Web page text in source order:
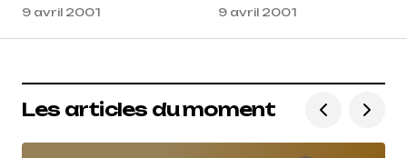
9 avril 2001 9 avril 2001
Les articles du moment